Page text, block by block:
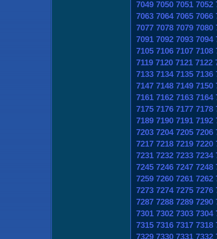
7049 7050 7051 7052
7063 7064 7065 7066
7077 7078 7079 7080
7091 7092 7093 7094
7105 7106 7107 7108
7119 7120 7121 7122
7133 7134 7135 7136
7147 7148 7149 7150
7161 7162 7163 7164
7175 7176 7177 7178
7189 7190 7191 7192
7203 7204 7205 7206
7217 7218 7219 7220
7231 7232 7233 7234
7245 7246 7247 7248
7259 7260 7261 7262
7273 7274 7275 7276
7287 7288 7289 7290
7301 7302 7303 7304
7315 7316 7317 7318
7329 7330 7331 7332